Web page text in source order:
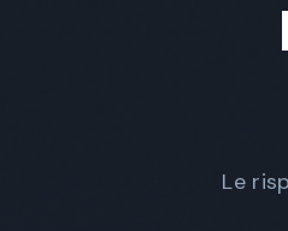
Le